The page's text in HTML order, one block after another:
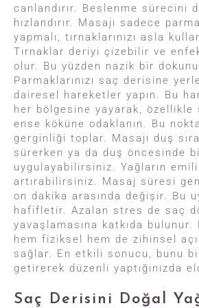
canlandırır. Beslenme sürecini
hızlandırır. Masajı sadece
yapmalı, tırnaklarınızı asla
Tırnaklar deriyi çizebilir ve
olur. Bu yüzden nazik bir
Parmaklarınızı saç derisine
dairesel hareketler yapın. Bu
her bölgesine yayarak, özellikle
ense köküne odaklanın. Bu
gerginliği toplar. Masajı duş
sürerken ya da duş öncesinde
uygulayabilirsiniz. Yağların
artırabilirsiniz. Masaj süresi
on dakika arasında değişir. Bu
hafifletir. Azalan stres de saç
yavaşlamasına katkıda bulunur.
hem fiziksel hem de zihinsel
sağlar. En etkili sonucu, bunu
getirerek düzenli yaptığınızda
Saç Derisini Doğal